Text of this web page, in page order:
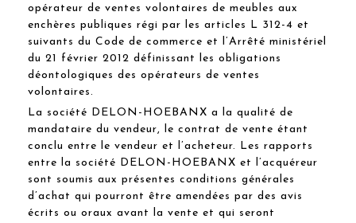
opérateur de ventes volontaires de meubles aux
enchères publiques régi par les articles L 312-4 et
suivants du Code de commerce et l’Arrêté ministériel
du 21 février 2012 définissant les obligations
déontologiques des opérateurs de ventes
volontaires.
La société DELON-HOEBANX a la qualité de
mandataire du vendeur, le contrat de vente étant
conclu entre le vendeur et l’acheteur. Les rapports
entre la société DELON-HOEBANX et l’acquéreur
sont soumis aux présentes conditions générales
d’achat qui pourront être amendées par des avis
écrits ou oraux avant la vente et qui seront